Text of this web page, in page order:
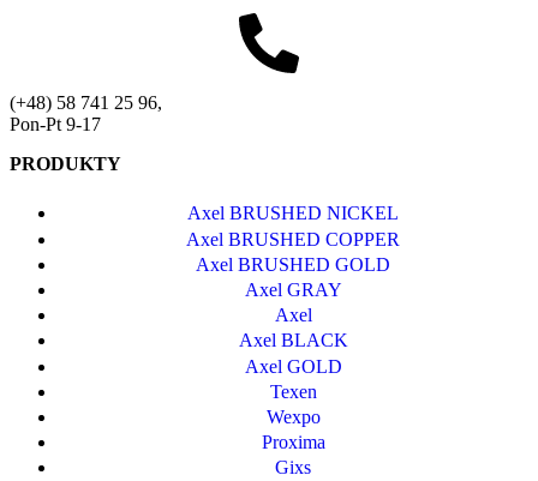
(+48) 58 741 25 96,
Pon-Pt 9-17
PRODUKTY
Axel BRUSHED NICKEL
Axel BRUSHED COPPER
Axel BRUSHED GOLD
Axel GRAY
Axel
Axel BLACK
Axel GOLD
Texen
Wexpo
Proxima
Gixs